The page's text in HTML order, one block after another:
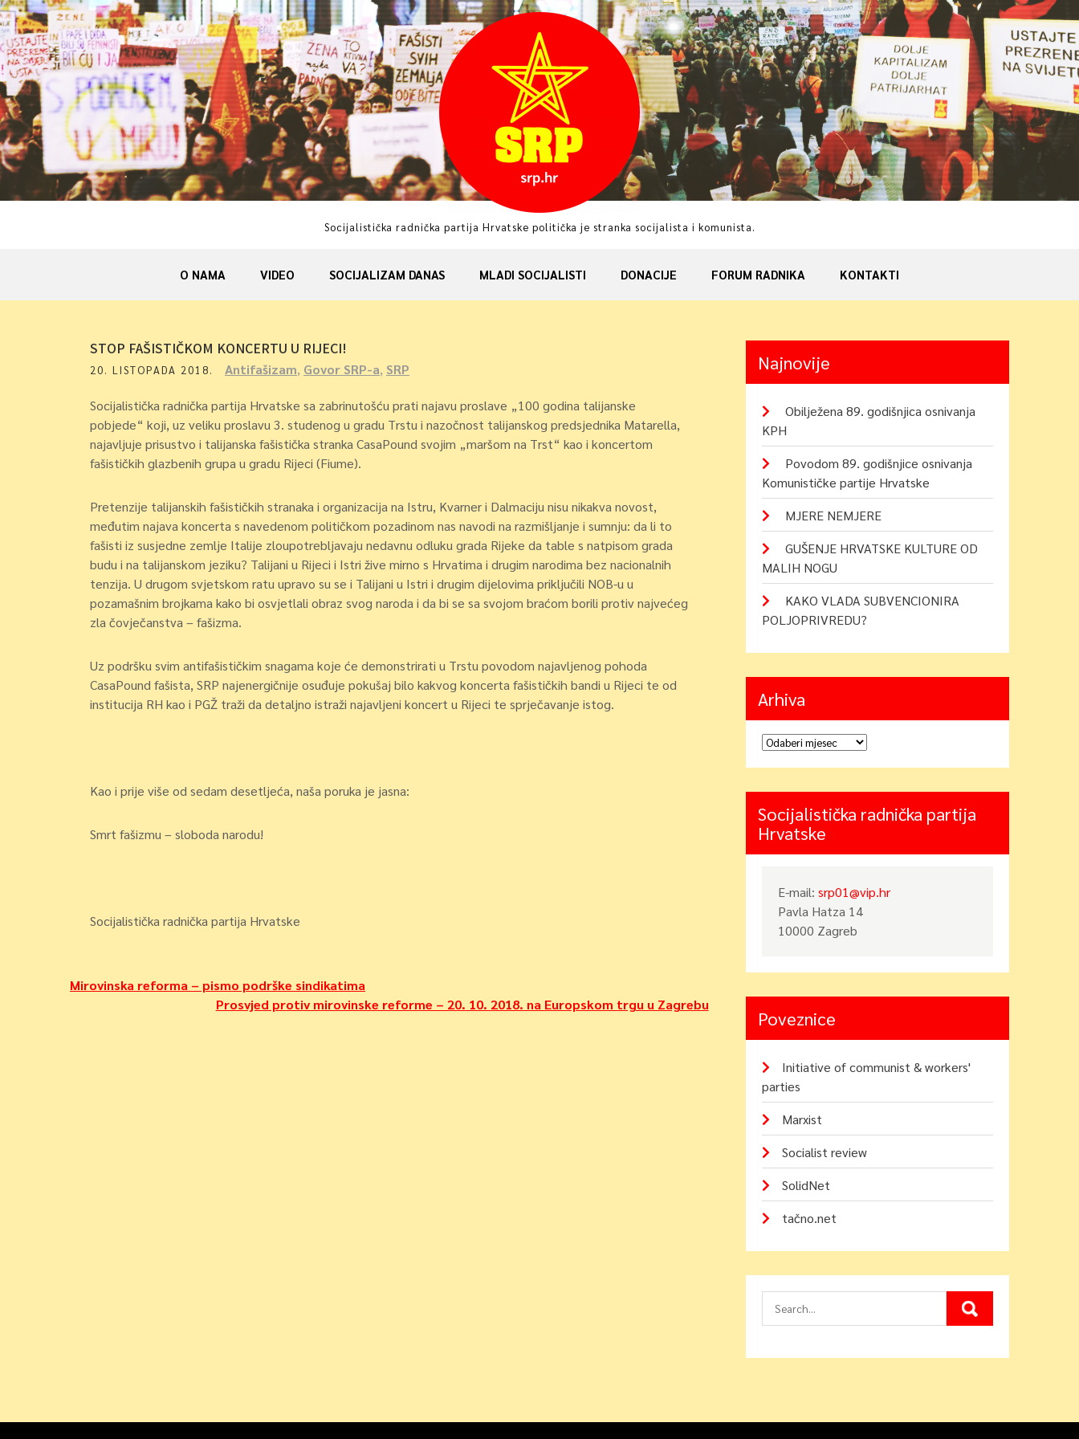
Skip
to
content
Socijalistička radnička partija Hrvatske politička je stranka socijalista i komunista.
O NAMA VIDEO SOCIJALIZAM DANAS MLADI SOCIJALISTI DONACIJE FORUM RADNIKA KONTAKTI
STOP FAŠISTIČKOM KONCERTU U RIJECI!
20. LISTOPADA 2018. Antifašizam, Govor SRP-a, SRP
Socijalistička radnička partija Hrvatske sa zabrinutošću prati najavu proslave „100 godina talijanske
pobjede“ koji, uz veliku proslavu 3. studenog u gradu Trstu i nazočnost talijanskog predsjednika Matarella,
najavljuje prisustvo i talijanska fašistička stranka CasaPound svojim „maršom na Trst“ kao i koncertom
fašističkih glazbenih grupa u gradu Rijeci (Fiume).
Pretenzije talijanskih fašističkih stranaka i organizacija na Istru, Kvarner i Dalmaciju nisu nikakva novost,
međutim najava koncerta s navedenom političkom pozadinom nas navodi na razmišljanje i sumnju: da li to
fašisti iz susjedne zemlje Italije zloupotrebljavaju nedavnu odluku grada Rijeke da table s natpisom grada
budu i na talijanskom jeziku? Talijani u Rijeci i Istri žive mirno s Hrvatima i drugim narodima bez nacionalnih
tenzija. U drugom svjetskom ratu upravo su se i Talijani u Istri i drugim dijelovima priključili NOB-u u
pozamašnim brojkama kako bi osvjetlali obraz svog naroda i da bi se sa svojom braćom borili protiv najvećeg
zla čovječanstva – fašizma.
Uz podršku svim antifašističkim snagama koje će demonstrirati u Trstu povodom najavljenog pohoda
CasaPound fašista, SRP najenergičnije osuđuje pokušaj bilo kakvog koncerta fašističkih bandi u Rijeci te od
institucija RH kao i PGŽ traži da detaljno istraži najavljeni koncert u Rijeci te sprječavanje istog.
Kao i prije više od sedam desetljeća, naša poruka je jasna:
Smrt fašizmu – sloboda narodu!
Socijalistička radnička partija Hrvatske
Navigacija
Mirovinska reforma – pismo podrške sindikatima
Prosvjed protiv mirovinske reforme – 20. 10. 2018. na Europskom trgu u Zagrebu
Najnovije
Obilježena 89. godišnjica osnivanja
KPH
Povodom 89. godišnjice osnivanja
Komunističke partije Hrvatske
MJERE NEMJERE
GUŠENJE HRVATSKE KULTURE OD
MALIH NOGU
KAKO VLADA SUBVENCIONIRA
POLJOPRIVREDU?
Arhiva
Arhiva
Socijalistička radnička partija
Hrvatske
E-mail:srp01@vip.hr
Pavla Hatza 14
10000 Zagreb
Poveznice
Initiative of communist & workers'
parties
Marxist
Socialist review
SolidNet
tačno.net